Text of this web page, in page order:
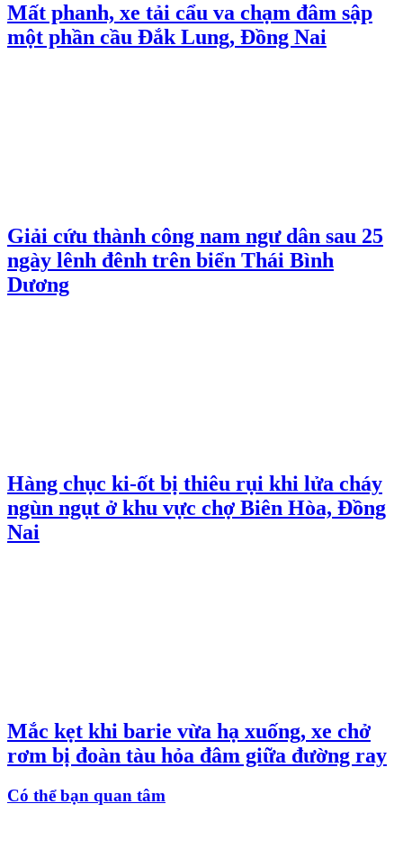
Mất phanh, xe tải cẩu va chạm đâm sập
một phần cầu Đắk Lung, Đồng Nai
Giải cứu thành công nam ngư dân sau 25
ngày lênh đênh trên biển Thái Bình
Dương
Hàng chục ki-ốt bị thiêu rụi khi lửa cháy
ngùn ngụt ở khu vực chợ Biên Hòa, Đồng
Nai
Mắc kẹt khi barie vừa hạ xuống, xe chở
rơm bị đoàn tàu hỏa đâm giữa đường ray
Có thể bạn quan tâm